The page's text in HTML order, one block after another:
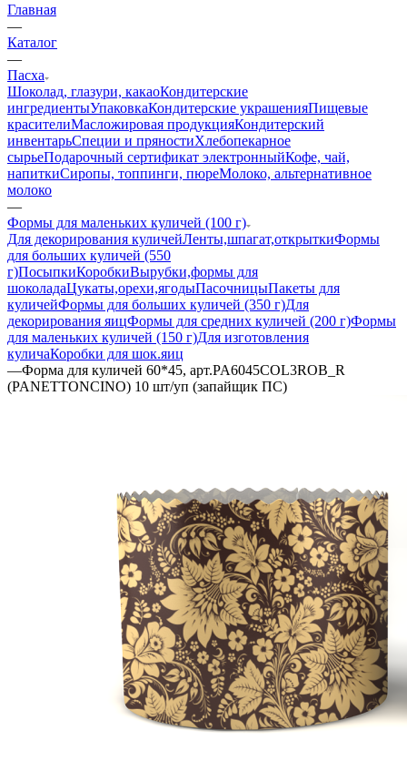
Главная
—
Каталог
—
Пасха
Шоколад, глазури, какаоКондитерские
ингредиентыУпаковкаКондитерские украшенияПищевые
красителиМасложировая продукцияКондитерский
инвентарьСпеции и пряностиХлебопекарное
сырьеПодарочный сертификат электронныйКофе, чай,
напиткиСиропы, топпинги, пюреМолоко, альтернативное
молоко
—
Формы для маленьких куличей (100 г)
Для декорирования куличейЛенты,шпагат,открыткиФормы
для больших куличей (550
г)ПосыпкиКоробкиВырубки,формы для
шоколадаЦукаты,орехи,ягодыПасочницыПакеты для
куличейФормы для больших куличей (350 г)Для
декорирования яицФормы для средних куличей (200 г)Формы
для маленьких куличей (150 г)Для изготовления
куличаКоробки для шок.яиц
—Форма для куличей 60*45, арт.PA6045COL3ROB_R
(PANETTONCINO) 10 шт/уп (запайщик ПС)